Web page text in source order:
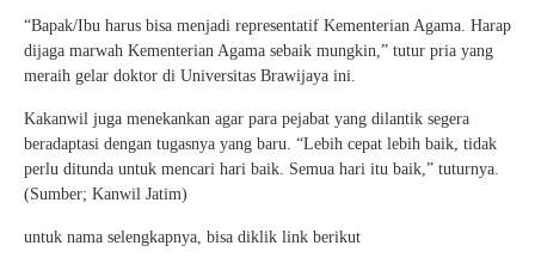
“Bapak/Ibu harus bisa menjadi representatif Kementerian Agama. Harap
dijaga marwah Kementerian Agama sebaik mungkin,” tutur pria yang
meraih gelar doktor di Universitas Brawijaya ini.
Kakanwil juga menekankan agar para pejabat yang dilantik segera
beradaptasi dengan tugasnya yang baru. “Lebih cepat lebih baik, tidak
perlu ditunda untuk mencari hari baik. Semua hari itu baik,” tuturnya.
(Sumber; Kanwil Jatim)
untuk nama selengkapnya, bisa diklik link berikut